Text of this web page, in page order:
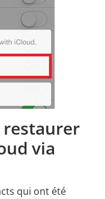
restaurer
via
qui ont été